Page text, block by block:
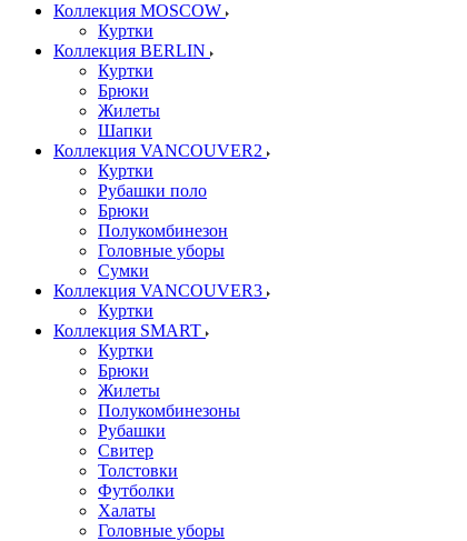
Коллекция MOSCOW
Куртки
Коллекция BERLIN
Куртки
Брюки
Жилеты
Шапки
Коллекция VANCOUVER2
Куртки
Рубашки поло
Брюки
Полукомбинезон
Головные уборы
Сумки
Коллекция VANCOUVER3
Куртки
Коллекция SMART
Куртки
Брюки
Жилеты
Полукомбинезоны
Рубашки
Свитер
Толстовки
Футболки
Халаты
Головные уборы